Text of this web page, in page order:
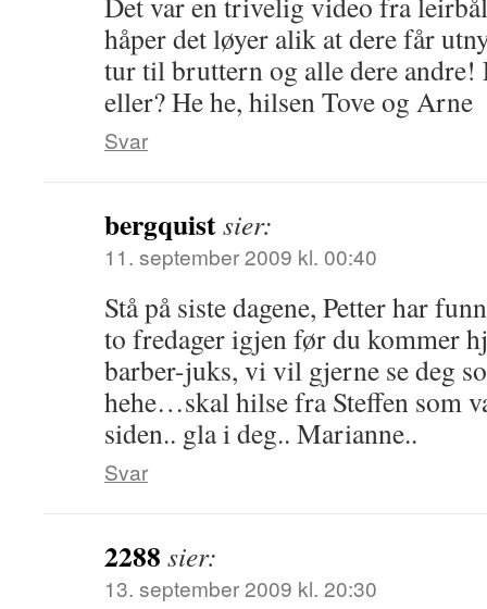
håper det løyer alik at dere får
tur til bruttern og alle dere andre!
eller? He he, hilsen Tove og Arne
Svar
bergquistsier:
11. september 2009 kl. 00:40
Stå på siste dagene, Petter har
to fredager igjen før du kommer
barber-juks, vi vil gjerne se deg
hehe…skal hilse fra Steffen som
siden.. gla i deg.. Marianne..
Svar
2288 sier:
13. september 2009 kl. 20:30